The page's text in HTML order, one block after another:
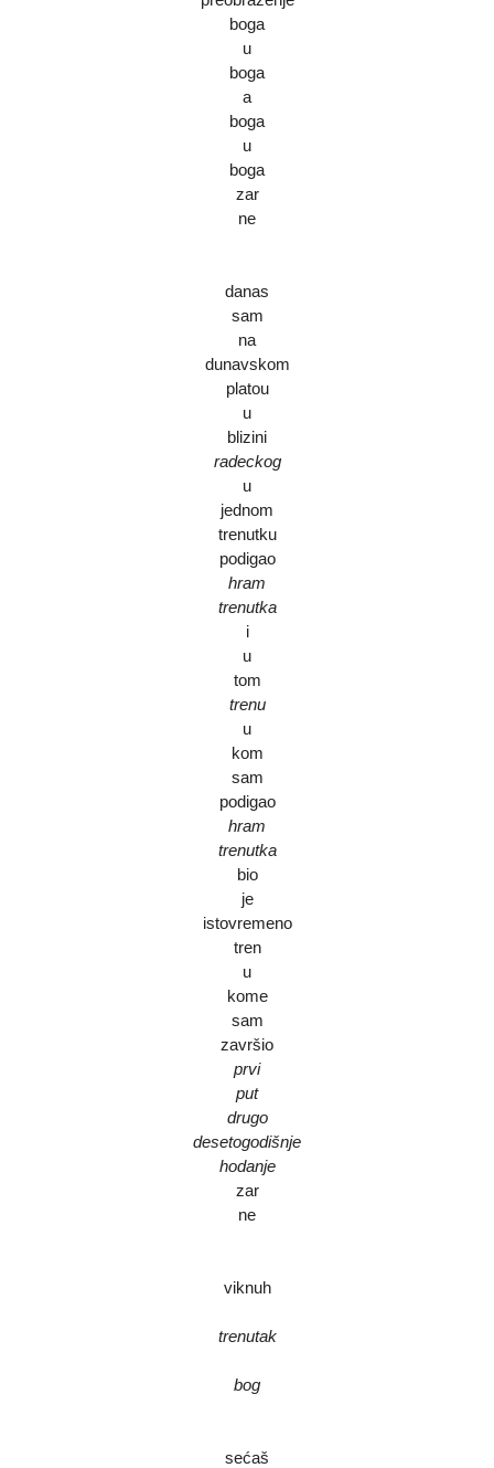
boga
u
boga
a
boga
u
boga
zar
ne
danas
sam
na
dunavskom
platou
u
blizini
radeckog
u
jednom
trenutku
podigao
hram
trenutka
i
u
tom
trenu
u
kom
sam
podigao
hram
trenutka
bio
je
istovremeno
tren
u
kome
sam
završio
prvi
put
drugo
desetogodišnje
hodanje
zar
ne
viknuh
trenutak
bog
sećaš